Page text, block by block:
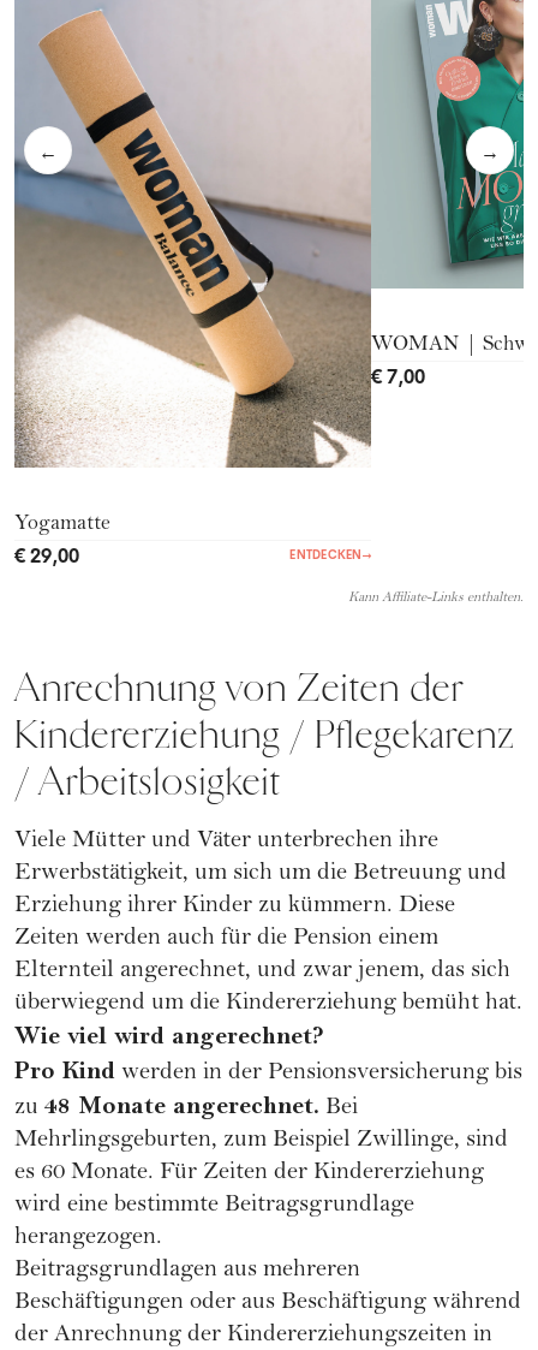
← →
Yogamatte
€ 29,00 ENTDECKEN→
WOMAN |
€ 7,00
Kann Affiliate-Links enthalten.
Anrechnung von Zeiten der
Kindererziehung / Pflegekarenz
/ Arbeitslosigkeit
Viele Mütter und Väter unterbrechen ihre
Erwerbstätigkeit, um sich um die Betreuung und
Erziehung ihrer Kinder zu kümmern. Diese
Zeiten werden auch für die Pension einem
Elternteil angerechnet, und zwar jenem, das sich
überwiegend um die Kindererziehung bemüht hat.
Wie viel wird angerechnet?
Pro Kind werden in der Pensionsversicherung bis
zu 48 Monate angerechnet. Bei
Mehrlingsgeburten, zum Beispiel Zwillinge, sind
es 60 Monate. Für Zeiten der Kindererziehung
wird eine bestimmte Beitragsgrundlage
herangezogen.
Beitragsgrundlagen aus mehreren
Beschäftigungen oder aus Beschäftigung während
der Anrechnung der Kindererziehungszeiten in